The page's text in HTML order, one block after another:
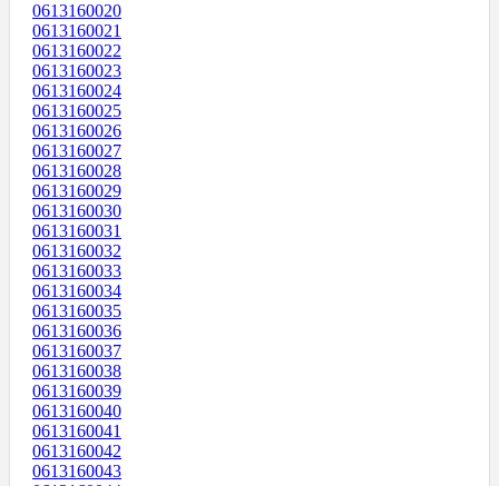
0613160020
0613160021
0613160022
0613160023
0613160024
0613160025
0613160026
0613160027
0613160028
0613160029
0613160030
0613160031
0613160032
0613160033
0613160034
0613160035
0613160036
0613160037
0613160038
0613160039
0613160040
0613160041
0613160042
0613160043